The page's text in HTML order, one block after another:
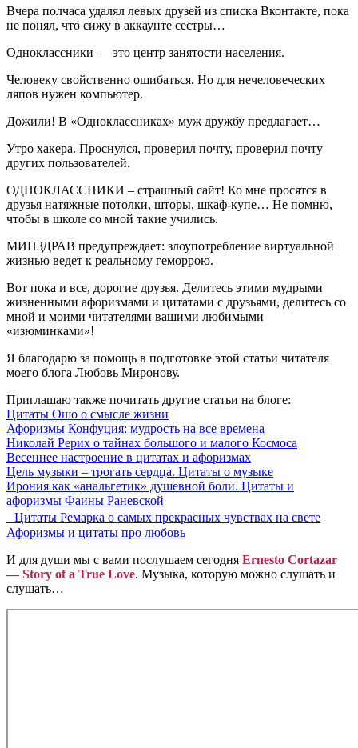
Вчера полчаса удалял левых друзей из списка Вконтакте, пока
не понял, что сижу в аккаунте сестры…
Одноклассники — это центр занятости населения.
Человеку свойственно ошибаться. Но для нечеловеческих
ляпов нужен компьютер.
Дожили! В «Одноклассниках» муж дружбу предлагает…
Утро хакера. Проснулся, проверил почту, проверил почту
других пользователей.
ОДНОКЛАССНИКИ – страшный сайт! Ко мне просятся в
друзья натяжные потолки, шторы, шкаф-купе… Не помню,
чтобы в школе со мной такие учились.
МИНЗДРАВ предупреждает: злоупотребление виртуальной
жизнью ведет к реальному геморрою.
Вот пока и все, дорогие друзья. Делитесь этими мудрыми
жизненными афоризмами и цитатами с друзьями, делитесь со
мной и моими читателями вашими любимыми
«изюминками»!
Я благодарю за помощь в подготовке этой статьи читателя
моего блога Любовь Миронову.
Приглашаю также почитать другие статьи на блоге:
Цитаты Ошо о смысле жизни
Афоризмы Конфуция: мудрость на все времена
Николай Рерих о тайнах большого и малого Космоса
Весеннее настроение в цитатах и афоризмах
Цель музыки – трогать сердца. Цитаты о музыке
Ирония как «анальгетик» душевной боли. Цитаты и
афоризмы Фаины Раневской
Цитаты Ремарка о самых прекрасных чувствах на свете
Афоризмы и цитаты про любовь
И для души мы с вами послушаем сегодня Ernesto Cortazar
— Story of a True Love. Музыка, которую можно слушать и
слушать…